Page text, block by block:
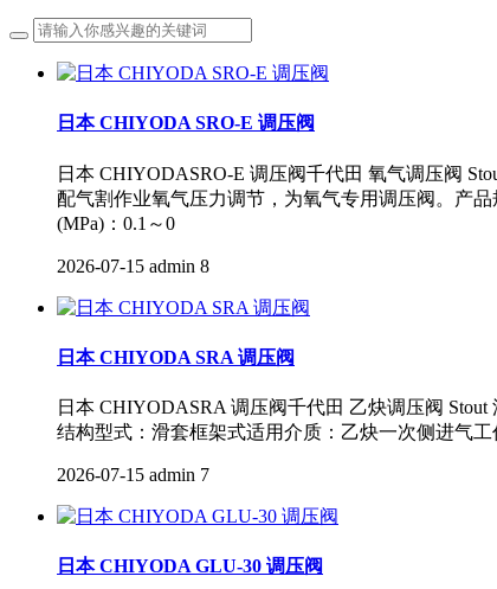
日本 CHIYODA SRO-E 调压阀
日本 CHIYODASRO-E 调压阀千代田 氧气调压阀
配气割作业氧气压力调节，为氧气专用调压阀。产
(MPa)：0.1～0
2026-07-15 admin 8
日本 CHIYODA SRA 调压阀
日本 CHIYODASRA 调压阀千代田 乙炔调压阀
结构型式：滑套框架式适用介质：乙炔一次侧进气工
2026-07-15 admin 7
日本 CHIYODA GLU-30​ 调压阀